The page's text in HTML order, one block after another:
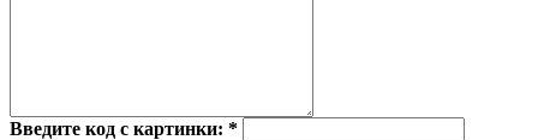
Введите код с картинки: *